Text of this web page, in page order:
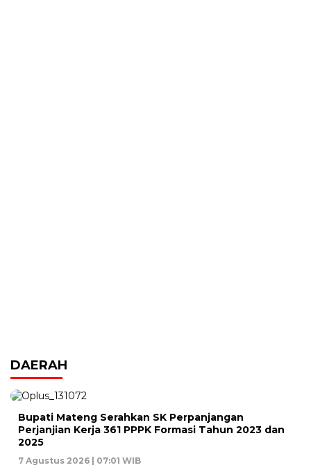
DAERAH
Bupati Mateng Serahkan SK Perpanjangan
Perjanjian Kerja 361 PPPK Formasi Tahun 2023 dan
2025
7 Agustus 2026 | 07:01 WIB